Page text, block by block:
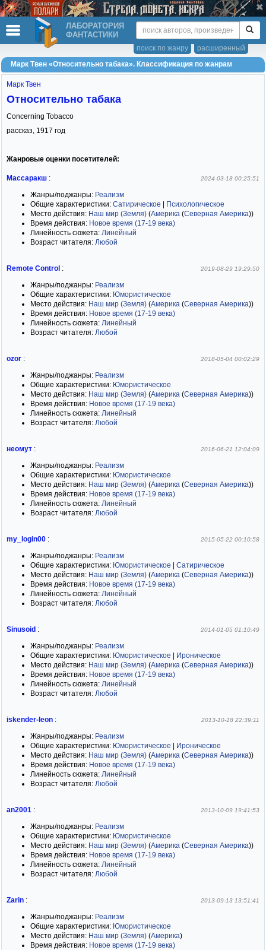
ЛАБОРАТОРИЯ
ФАНТАСТИКИ
расширенный
поиск по жанру
Марк Твен «Относительно табака». Классификация по жанрам
Марк Твен
Относительно табака
Concerning Tobacco
рассказ, 1917 год
Жанровые оценки посетителей:
Массаракш : 2024-03-18 00:25:51
Жанры/поджанры: Реализм
Общие характеристики: Сатирическое
Психологическое
Место действия: Наш мир (Земля) (Америка (Северная Америка))
Время действия: Новое время (17-19 века)
Линейность сюжета: Линейный
Возраст читателя: Любой
Remote Control : 2019-08-29 19:29:50
Жанры/поджанры: Реализм
Общие характеристики: Юмористическое
Место действия: Наш мир (Земля) (Америка (Северная Америка))
Время действия: Новое время (17-19 века)
Линейность сюжета: Линейный
Возраст читателя: Любой
ozor : 2018-05-04 00:02:29
Жанры/поджанры: Реализм
Общие характеристики: Юмористическое
Место действия: Наш мир (Земля) (Америка (Северная Америка))
Время действия: Новое время (17-19 века)
Линейность сюжета: Линейный
Возраст читателя: Любой
неомут : 2016-06-21 12:04:09
Жанры/поджанры: Реализм
Общие характеристики: Юмористическое
Место действия: Наш мир (Земля) (Америка (Северная Америка))
Время действия: Новое время (17-19 века)
Линейность сюжета: Линейный
Возраст читателя: Любой
my_login00 : 2015-05-22 00:10:58
Жанры/поджанры: Реализм
Общие характеристики: Юмористическое
Сатирическое
Место действия: Наш мир (Земля) (Америка (Северная Америка))
Время действия: Новое время (17-19 века)
Линейность сюжета: Линейный
Возраст читателя: Любой
Sinusoid : 2014-01-05 01:10:49
Жанры/поджанры: Реализм
Общие характеристики: Юмористическое
Ироническое
Место действия: Наш мир (Земля) (Америка (Северная Америка))
Время действия: Новое время (17-19 века)
Линейность сюжета: Линейный
Возраст читателя: Любой
iskender-leon : 2013-10-18 22:39:11
Жанры/поджанры: Реализм
Общие характеристики: Юмористическое
Ироническое
Место действия: Наш мир (Земля) (Америка (Северная Америка))
Время действия: Новое время (17-19 века)
Линейность сюжета: Линейный
Возраст читателя: Любой
an2001 : 2013-10-09 19:41:53
Жанры/поджанры: Реализм
Общие характеристики: Юмористическое
Место действия: Наш мир (Земля) (Америка (Северная Америка))
Время действия: Новое время (17-19 века)
Линейность сюжета: Линейный
Возраст читателя: Любой
Zarin : 2013-09-13 13:51:41
Жанры/поджанры: Реализм
Общие характеристики: Юмористическое
Место действия: Наш мир (Земля) (Америка)
Время действия: Новое время (17-19 века)